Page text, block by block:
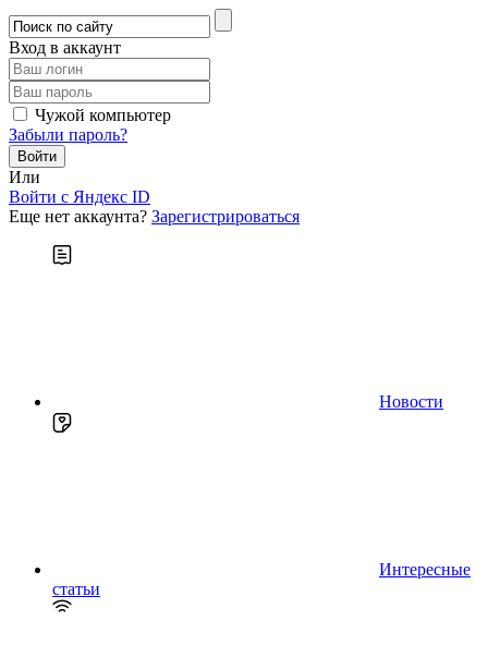
Вход в аккаунт
Чужой компьютер
Забыли пароль?
Или
Войти c Яндекс ID
Еще нет аккаунта? Зарегистрироваться
Новости
Интересные
статьи